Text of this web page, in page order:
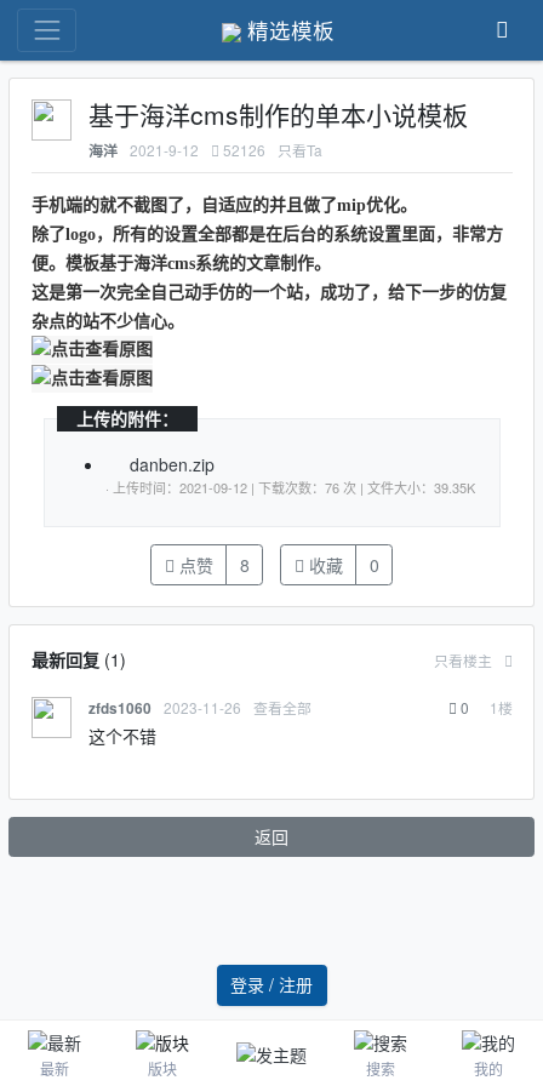
最新 版块 搜索 我的
登录 / 注册
精选模板
基于海洋cms制作的单本小说模板
海洋 2021-9-12 52126 只看Ta
手机端的就不截图了，自适应的并且做了mip优化。
除了logo，所有的设置全部都是在后台的系统设置里面，非常方
便。模板基于海洋cms系统的文章制作。
这是第一次完全自己动手仿的一个站，成功了，给下一步的仿复
杂点的站不少信心。
上传的附件：
danben.zip
· 上传时间：2021-09-12 | 下载次数：76 次 | 文件大小：39.35K
点赞 8 收藏 0
最新回复(1) 只看楼主
zfds1060 2023-11-26 查看全部 0 1楼
这个不错
返回